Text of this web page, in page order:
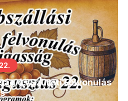
és Szüreti Felvonulás